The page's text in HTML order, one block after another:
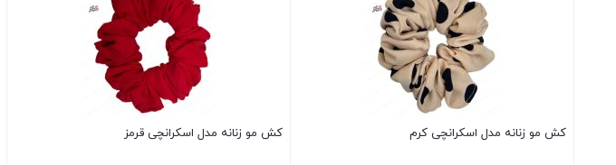
کش مو زنانه مدل اسکرانچی کرم کش مو زنانه مدل اسکرانچی قرمز